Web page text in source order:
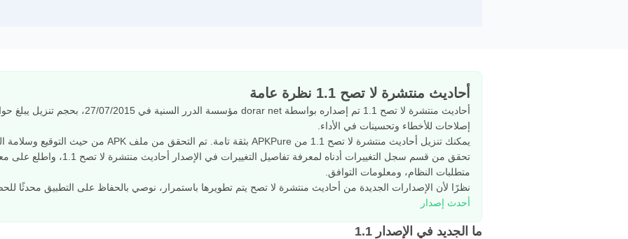
أحاديث منتشرة لا تصح 1.1 نظرة عامة
إصلاحات للأخطاء وتحسينات في الأداء.
يمكنك تنزيل أحاديث منتشرة لا تصح 1.1 من APKPure بثقة تامة. تم التحقق من ملف APK من حيث التوقيع وسلامة الملف لضمان عملية تثبيت آمنة.
متطلبات النظام، ومعلومات التوافق.
نظرًا لأن الإصدارات الجديدة من أحاديث منتشرة لا تصح يتم تطويرها باستمرار، نوصي بالحفاظ على التطبيق محدثًا
أحدث إصدار
ما الجديد في الإصدار 1.1